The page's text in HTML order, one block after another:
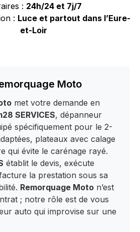
: 24h/24 et 7j/7
: Luce et partout dans l’Eure-
et-Loir
Moto
met votre demande en
SERVICES, dépanneur
spécifiquement pour le 2-
plateaux avec calage
qui évite le carénage rayé.
établit le devis, exécute
la prestation sous sa
Remorquage Moto n’est
; notre rôle est de vous
auto qui improvise sur une